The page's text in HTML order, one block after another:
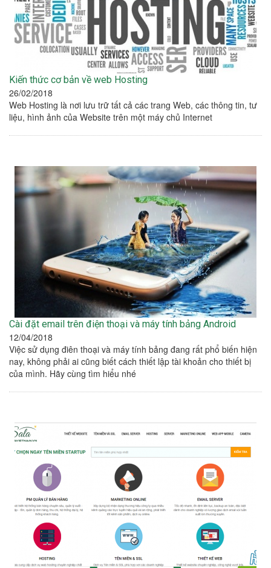
Kiến thức cơ bản về web Hosting
26/02/2018
Web Hosting là nơi lưu trữ tất cả các trang Web, các thông tin, tư
liệu, hình ảnh của Website trên một máy chủ Internet
Cài đặt email trên điện thoại và máy tính bảng Android
12/04/2018
Việc sử dụng điên thoại và máy tính bảng đang rất phổ biến hiện
nay, không phải ai cũng biết cách thiết lập tài khoản cho thiết bị
của mình. Hãy cùng tìm hiểu nhé